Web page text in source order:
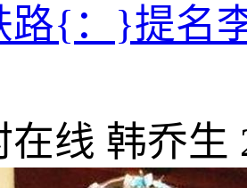
路{：}提名
在线 韩乔生